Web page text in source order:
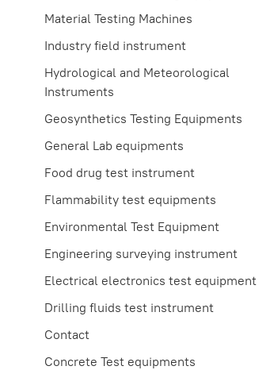
Material Testing Machines
Industry field instrument
Hydrological and Meteorological
Instruments
Geosynthetics Testing Equipments
General Lab equipments
Food drug test instrument
Flammability test equipments
Environmental Test Equipment
Engineering surveying instrument
Electrical electronics test equipment
Drilling fluids test instrument
Contact
Concrete Test equipments